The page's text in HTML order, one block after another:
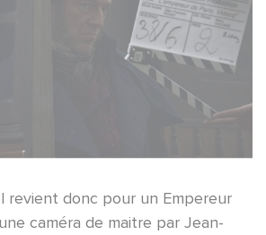
revient donc pour un Empereur
caméra de maitre par Jean-